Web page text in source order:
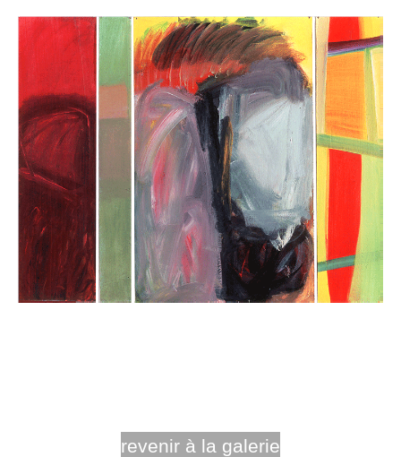
revenir à la galerie